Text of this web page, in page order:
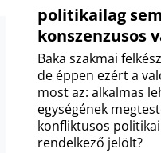
politikailag
konszenzusos
Baka szakmai
de éppen ezért a
most az: alkalmas
egységének
konfliktusos
rendelkező jelölt?